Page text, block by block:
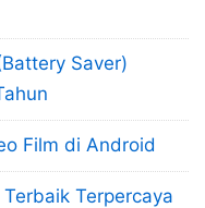
Saver)
Film di Android
Terpercaya